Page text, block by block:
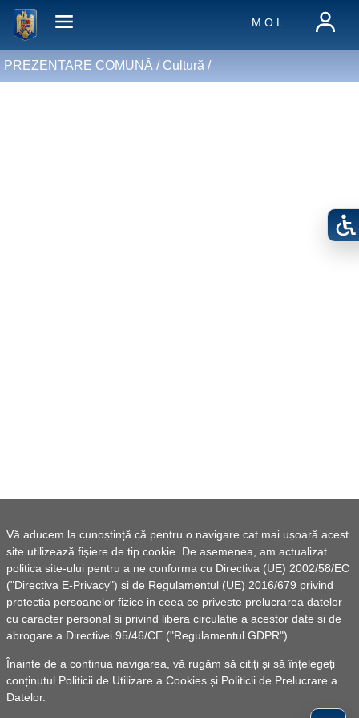
Vă aducem la cunoștință că pentru o navigare cat mai ușoară acest
site utilizează fișiere de tip cookie. De asemenea, am actualizat
politica site-ului pentru a ne conforma cu Directiva (UE) 2002/58/EC
("Directiva E-Privacy") si de Regulamentul (UE) 2016/679 privind
protectia persoanelor fizice in ceea ce priveste prelucrarea datelor
cu caracter personal si privind libera circulatie a acestor date si de
abrogare a Directivei 95/46/CE ("Regulamentul GDPR").
Înainte de a continua navigarea, vă rugăm să citiți și să înțelegeți
conținutul Politicii de Utilizare a Cookies și Politicii de Prelucrare a
Datelor.
M O L
PREZENTARE COMUNĂ / Cultură /